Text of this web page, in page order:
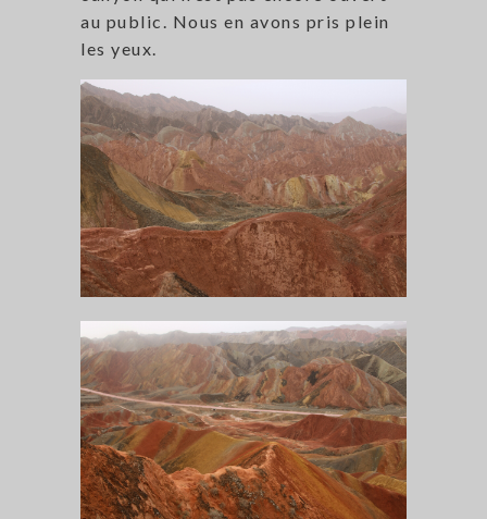
au public. Nous en avons pris plein
les yeux.